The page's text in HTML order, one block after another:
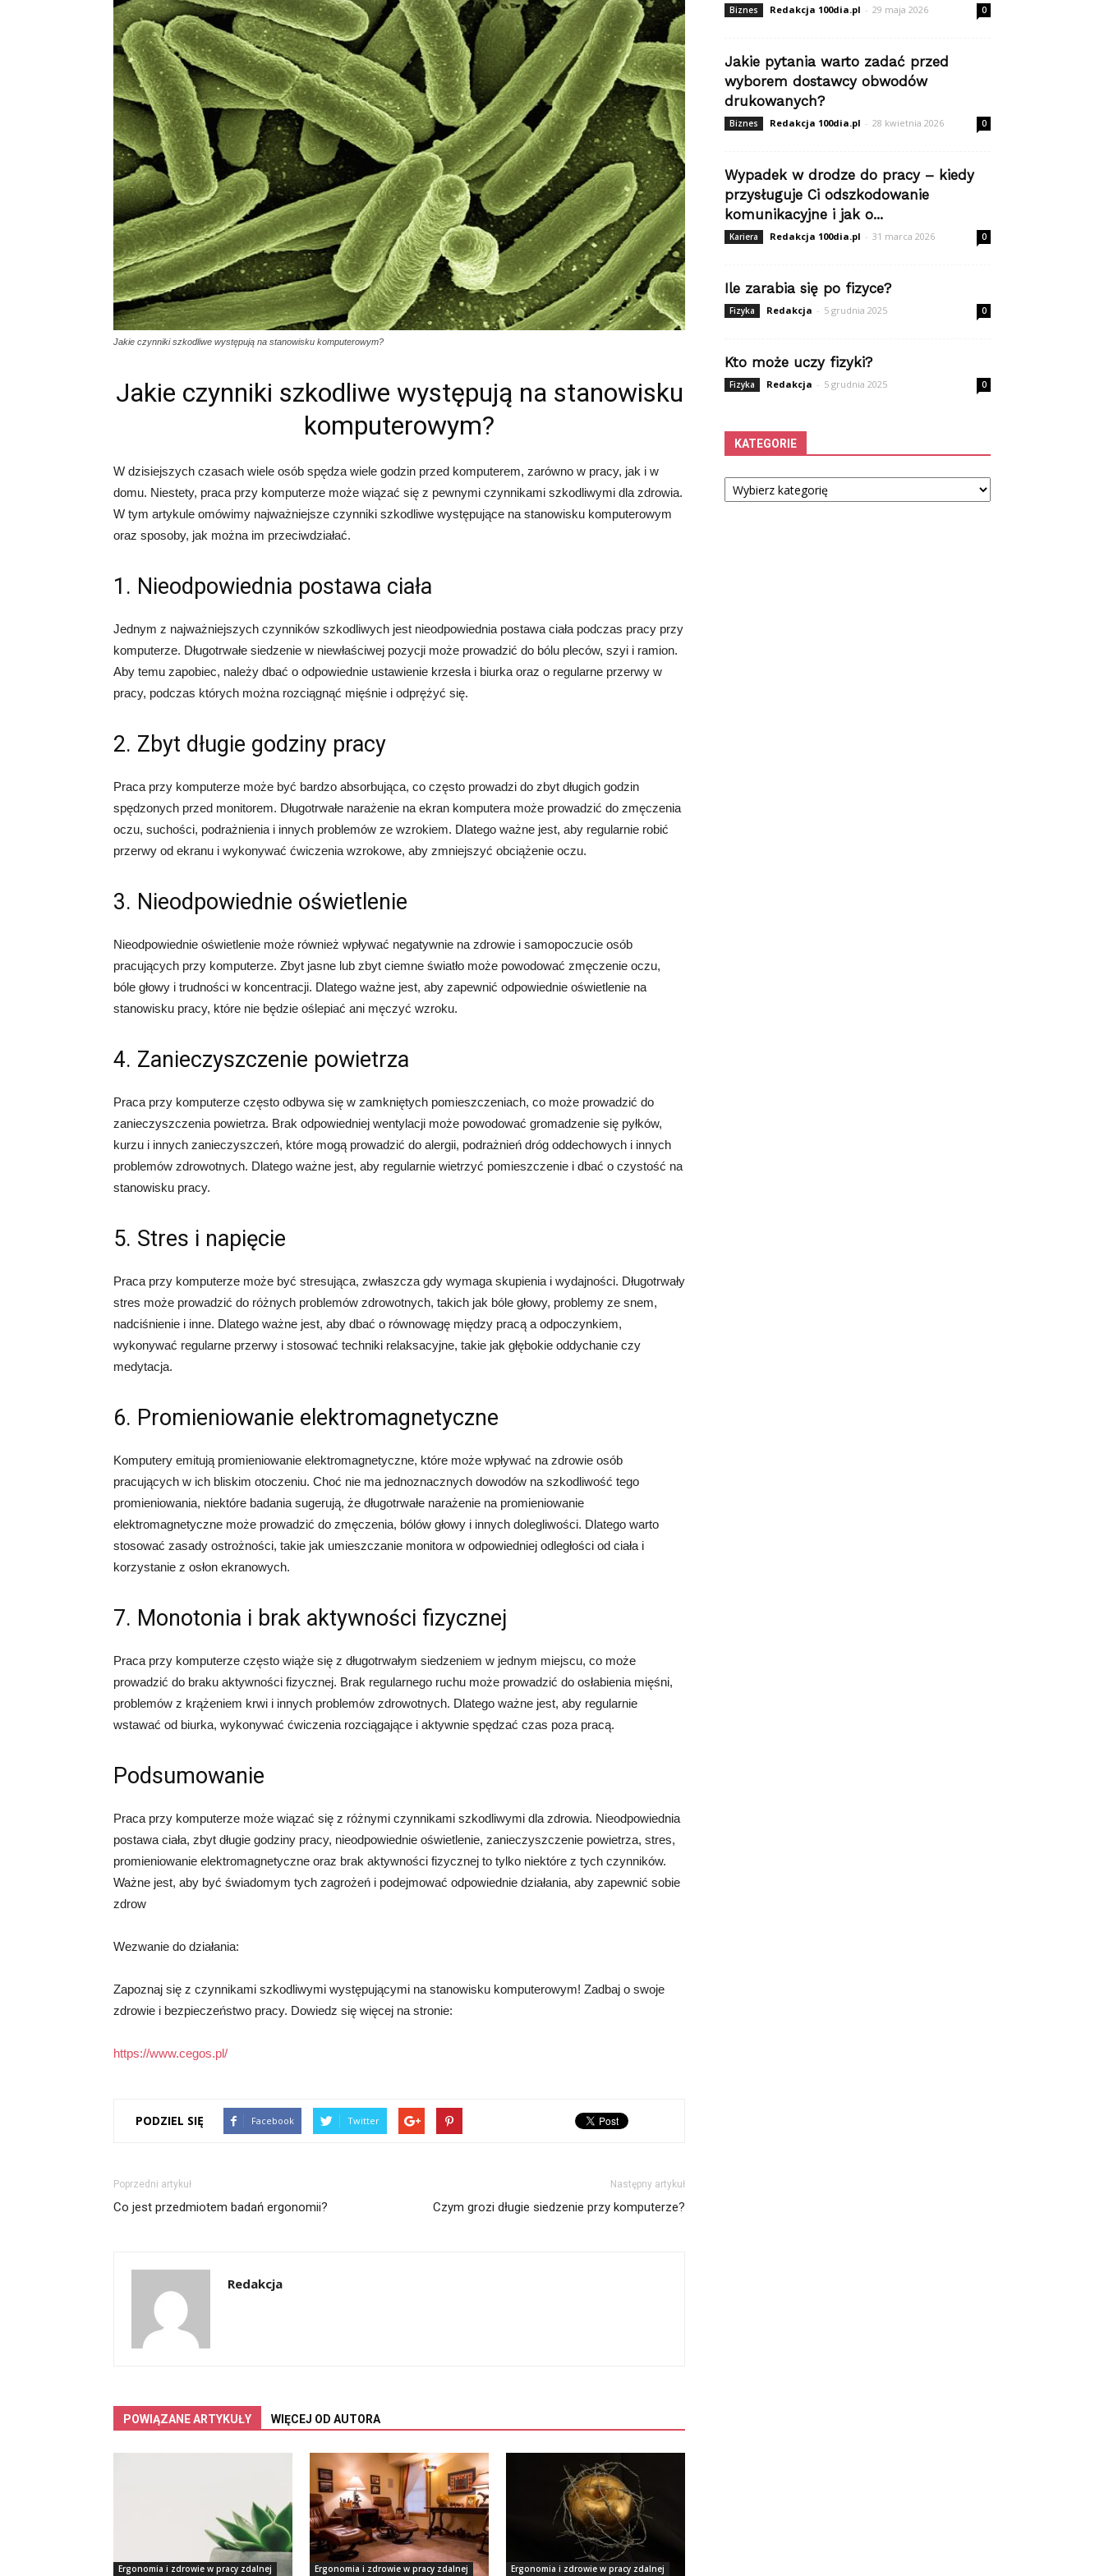
Jakie czynniki szkodliwe występują na stanowisku komputerowym?
Jakie czynniki szkodliwe występują na stanowisku
komputerowym?
W dzisiejszych czasach wiele osób spędza wiele godzin przed komputerem, zarówno w pracy, jak i w
domu. Niestety, praca przy komputerze może wiązać się z pewnymi czynnikami szkodliwymi dla zdrowia.
W tym artykule omówimy najważniejsze czynniki szkodliwe występujące na stanowisku komputerowym
oraz sposoby, jak można im przeciwdziałać.
1. Nieodpowiednia postawa ciała
Jednym z najważniejszych czynników szkodliwych jest nieodpowiednia postawa ciała podczas pracy przy
komputerze. Długotrwałe siedzenie w niewłaściwej pozycji może prowadzić do bólu pleców, szyi i ramion.
Aby temu zapobiec, należy dbać o odpowiednie ustawienie krzesła i biurka oraz o regularne przerwy w
pracy, podczas których można rozciągnąć mięśnie i odprężyć się.
2. Zbyt długie godziny pracy
Praca przy komputerze może być bardzo absorbująca, co często prowadzi do zbyt długich godzin
spędzonych przed monitorem. Długotrwałe narażenie na ekran komputera może prowadzić do zmęczenia
oczu, suchości, podrażnienia i innych problemów ze wzrokiem. Dlatego ważne jest, aby regularnie robić
przerwy od ekranu i wykonywać ćwiczenia wzrokowe, aby zmniejszyć obciążenie oczu.
3. Nieodpowiednie oświetlenie
Nieodpowiednie oświetlenie może również wpływać negatywnie na zdrowie i samopoczucie osób
pracujących przy komputerze. Zbyt jasne lub zbyt ciemne światło może powodować zmęczenie oczu,
bóle głowy i trudności w koncentracji. Dlatego ważne jest, aby zapewnić odpowiednie oświetlenie na
stanowisku pracy, które nie będzie oślepiać ani męczyć wzroku.
4. Zanieczyszczenie powietrza
Praca przy komputerze często odbywa się w zamkniętych pomieszczeniach, co może prowadzić do
zanieczyszczenia powietrza. Brak odpowiedniej wentylacji może powodować gromadzenie się pyłków,
kurzu i innych zanieczyszczeń, które mogą prowadzić do alergii, podrażnień dróg oddechowych i innych
problemów zdrowotnych. Dlatego ważne jest, aby regularnie wietrzyć pomieszczenie i dbać o czystość na
stanowisku pracy.
5. Stres i napięcie
Praca przy komputerze może być stresująca, zwłaszcza gdy wymaga skupienia i wydajności. Długotrwały
stres może prowadzić do różnych problemów zdrowotnych, takich jak bóle głowy, problemy ze snem,
nadciśnienie i inne. Dlatego ważne jest, aby dbać o równowagę między pracą a odpoczynkiem,
wykonywać regularne przerwy i stosować techniki relaksacyjne, takie jak głębokie oddychanie czy
medytacja.
6. Promieniowanie elektromagnetyczne
Komputery emitują promieniowanie elektromagnetyczne, które może wpływać na zdrowie osób
pracujących w ich bliskim otoczeniu. Choć nie ma jednoznacznych dowodów na szkodliwość tego
promieniowania, niektóre badania sugerują, że długotrwałe narażenie na promieniowanie
elektromagnetyczne może prowadzić do zmęczenia, bólów głowy i innych dolegliwości. Dlatego warto
stosować zasady ostrożności, takie jak umieszczanie monitora w odpowiedniej odległości od ciała i
korzystanie z osłon ekranowych.
7. Monotonia i brak aktywności fizycznej
Praca przy komputerze często wiąże się z długotrwałym siedzeniem w jednym miejscu, co może
prowadzić do braku aktywności fizycznej. Brak regularnego ruchu może prowadzić do osłabienia mięśni,
problemów z krążeniem krwi i innych problemów zdrowotnych. Dlatego ważne jest, aby regularnie
wstawać od biurka, wykonywać ćwiczenia rozciągające i aktywnie spędzać czas poza pracą.
Podsumowanie
Praca przy komputerze może wiązać się z różnymi czynnikami szkodliwymi dla zdrowia. Nieodpowiednia
postawa ciała, zbyt długie godziny pracy, nieodpowiednie oświetlenie, zanieczyszczenie powietrza, stres,
promieniowanie elektromagnetyczne oraz brak aktywności fizycznej to tylko niektóre z tych czynników.
Ważne jest, aby być świadomym tych zagrożeń i podejmować odpowiednie działania, aby zapewnić sobie
zdrow
Wezwanie do działania:
Zapoznaj się z czynnikami szkodliwymi występującymi na stanowisku komputerowym! Zadbaj o swoje
zdrowie i bezpieczeństwo pracy. Dowiedz się więcej na stronie:
https://www.cegos.pl/
PODZIEL SIĘ Facebook Twitter
Poprzedni artykuł
Co jest przedmiotem badań ergonomii?
Następny artykuł
Czym grozi długie siedzenie przy komputerze?
Redakcja
POWIĄZANE ARTYKUŁY WIĘCEJ OD AUTORA
Ergonomia i zdrowie w pracy zdalnej Ergonomia i zdrowie w pracy zdalnej Ergonomia i zdrowie w pracy zdalnej
Biznes Redakcja 100dia.pl - 29 maja 2026 0
Jakie pytania warto zadać przed
wyborem dostawcy obwodów
drukowanych?
Biznes Redakcja 100dia.pl - 28 kwietnia 2026 0
Wypadek w drodze do pracy – kiedy
przysługuje Ci odszkodowanie
komunikacyjne i jak o...
Kariera Redakcja 100dia.pl - 31 marca 2026 0
Ile zarabia się po fizyce?
Fizyka Redakcja - 5 grudnia 2025 0
Kto może uczy fizyki?
Fizyka Redakcja - 5 grudnia 2025 0
KATEGORIE
Kategorie